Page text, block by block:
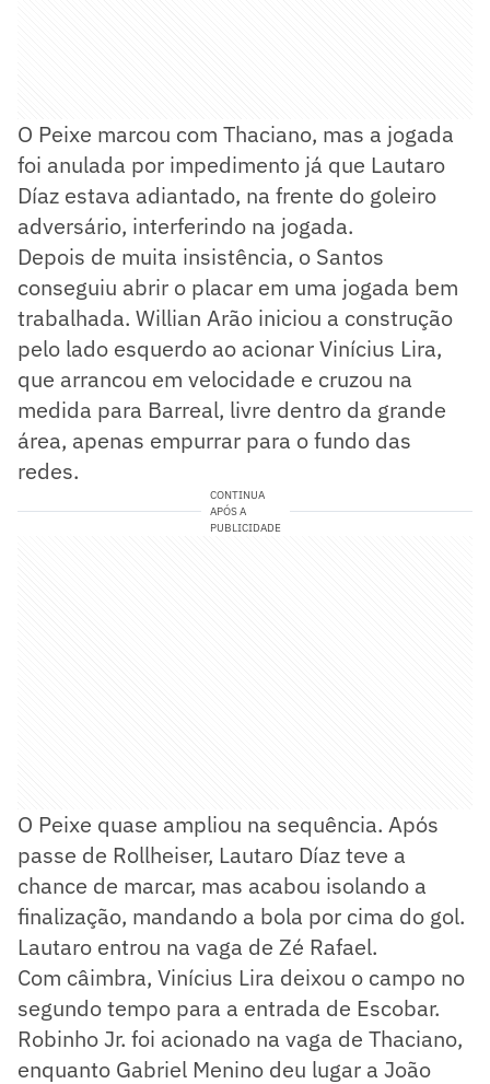
O Peixe marcou com Thaciano, mas a jogada
foi anulada por impedimento já que Lautaro
Díaz estava adiantado, na frente do goleiro
adversário, interferindo na jogada.
Depois de muita insistência, o Santos
conseguiu abrir o placar em uma jogada bem
trabalhada. Willian Arão iniciou a construção
pelo lado esquerdo ao acionar Vinícius Lira,
que arrancou em velocidade e cruzou na
medida para Barreal, livre dentro da grande
área, apenas empurrar para o fundo das
redes.
CONTINUA
APÓS A
PUBLICIDADE
O Peixe quase ampliou na sequência. Após
passe de Rollheiser, Lautaro Díaz teve a
chance de marcar, mas acabou isolando a
finalização, mandando a bola por cima do gol.
Lautaro entrou na vaga de Zé Rafael.
Com câimbra, Vinícius Lira deixou o campo no
segundo tempo para a entrada de Escobar.
Robinho Jr. foi acionado na vaga de Thaciano,
enquanto Gabriel Menino deu lugar a João